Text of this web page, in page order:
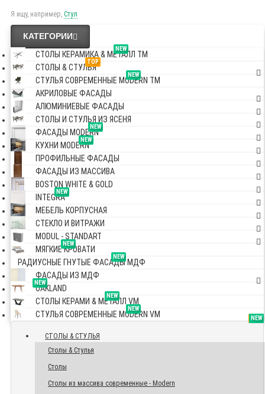
Я ищу, например, Стул
КАТЕГОРИИ
NEW
СТОЛЫ КЕРАМИКА & МЕТАЛЛ TM
TOP
СТОЛЫ & СТУЛЬЯ
NEW
СТУЛЬЯ СОВРЕМЕННЫЕ MODERN TM
АКРИЛОВЫЕ ФАСАДЫ
АЛЮМИНИЕВЫЕ ФАСАДЫ
СТОЛЫ И СТУЛЬЯ ИЗ ЯСЕНЯ
NEW
ФАСАДЫ MODERN
NEW
КУХНИ MODERN
ПРОФИЛЬНЫЕ ФАСАДЫ
ФАСАДЫ ИЗ МАССИВА
BOSTON WHITE & GOLD
NEW
INTEGRA
МЕБЕЛЬ КОРПУСНАЯ
СТЕКЛО И ВИТРАЖИ
MODUL - STANDART
NEW
МЯГКИЕ КРОВАТИ
NEW
РАДИУСНЫЕ ГНУТЫЕ ФАСАДЫ МДФ
ФАСАДЫ ИЗ МДФ
NEW
OAKLAND
NEW
СТОЛЫ КЕРАМИ & МЕТАЛЛ VM
NEW
СТУЛЬЯ СОВРЕМЕННЫЕ MODERN VM TOP
СТОЛЫ & СТУЛЬЯ
Столы & Стулья
Столы
Столы из массива современные - Modern
NEW
NEW
NEW